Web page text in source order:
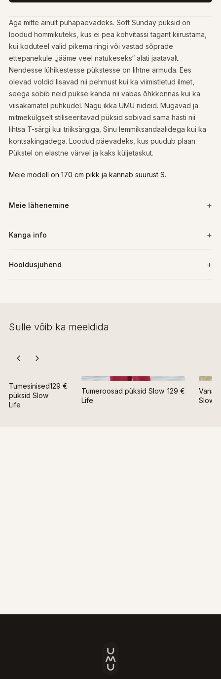
Aga mitte ainult pühapäevadeks. Soft Sunday püksid on
loodud hommikuteks, kus ei pea kohvitassi tagant kiirustama,
kui koduteel valid pikema ringi või vastad sõprade
ettepanekule „jääme veel natukeseks“ alati jaatavalt.
Nendesse lühikestesse pükstesse on lihtne armuda. Ees
olevad voldid lisavad nii pehmust kui ka viimistletud ilmet,
seega sobib neid pükse kanda nii vabas õhkkonnas kui ka
viisakamatel puhkudel. Nagu ikka UMU riideid. Mugavad ja
mitmekülgselt stiliseeritavad püksid sobivad sama hästi nii
lihtsa T-särgi kui triiksärgiga, Sinu lemmiksandaalidega kui ka
kontsakingadega. Loodud päevadeks, kus puudub plaan.
Pükstel on elastne värvel ja kaks küljetaskut.
Meie modell on 170 cm pikk ja kannab suurust S.
Meie lähenemine
Kanga info
Hooldusjuhend
Sulle võib ka meeldida
Tumesinised
püksid Slow
Life
129 €
Tumeroosad püksid Slow
Life
129 €
Slow